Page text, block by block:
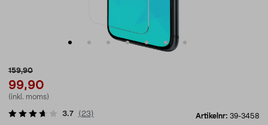
159,90
99,90
(inkl. moms)
Artikelnr: 39-3458
3.7 ( 23)